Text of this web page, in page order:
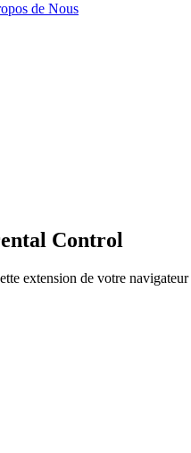
de Nous
Control
extension de votre